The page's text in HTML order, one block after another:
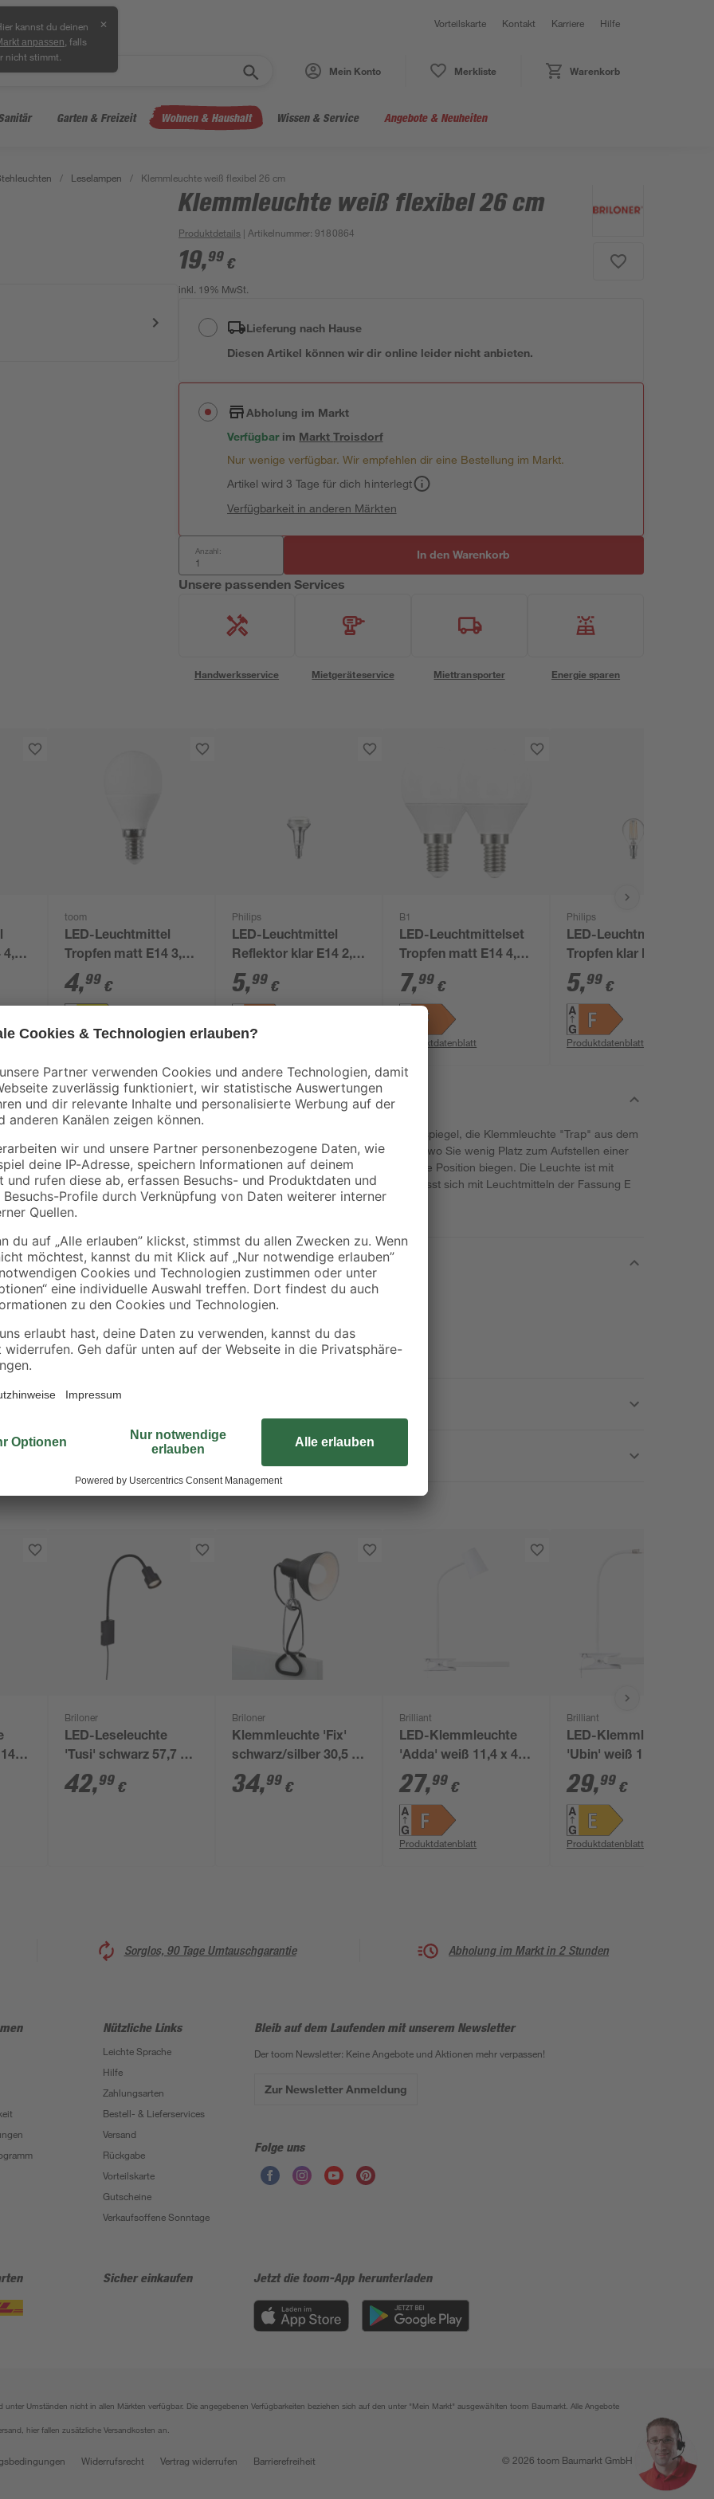
kannst du deinen
anpassen , falls
nicht stimmt.
✕ Vorteilskarte Kontakt Karriere Hilfe
Mein Konto Merkliste Warenkorb
Garten & Freizeit Wohnen & Haushalt Wissen & Service Angebote & Neuheiten
/ Leselampen / Klemmleuchte weiß flexibel 26 cm
Klemmleuchte weiß flexibel 26 cm
Produktdetails | Artikelnummer:9180864
19,99 €
inkl. 19% MwSt.
Lieferung nach Hause
Diesen Artikel können wir dir online leider nicht anbieten.
Abholung im Markt
Verfügbar im MarktTroisdorf
Nur wenige verfügbar. Wir empfehlen dir eine Bestellung im Markt.
Artikel wird 3 Tage für dich hinterlegt
Verfügbarkeit in anderen Märkten
Anzahl: In den Warenkorb
Unsere passenden Services
Handwerksservice Mietgeräteservice Miettransporter Energie sparen
4,3
toom
LED-Leuchtmittel
Tropfen matt E14 3,4
W 470 lm warmweiß
4,99 €
Produktdatenblatt
Philips
LED-Leuchtmittel
Reflektor klar E14 2,8
W 210 lm warmweiß
5,99 €
Produktdatenblatt
B1
LED-Leuchtmittelset
Tropfen matt E14 4,9
W 470 lm warmweiß 2
Stück
7,99 €
Produktdatenblatt
Philips
LED-Leuchtmittel
Tropfen klar E14 4,3 W
470 lm warmweiß
5,99 €
Produktdatenblatt
Ob als Nachttischleuchte oder am Badezimmerspiegel, die Klemmleuchte "Trap" aus dem
Hause Briloner kommt überall dort zum Einsatz, wo Sie wenig Platz zum Aufstellen einer
Lampe haben. Der Kopf lässt sich beliebig in jede Position biegen. Die Leuchte ist mit
einem Schnurzwischenschalter versehen und lässt sich mit Leuchtmitteln der Fassung E
14 verwenden.
x
Briloner
LED-Leseleuchte
'Tusi' schwarz 57,7 x
11,5 x 6 cm 400 lm,
mit Touchfunktion
42,99 €
Briloner
Klemmleuchte 'Fix'
schwarz/silber 30,5 x
11 x 13 cm
34,99 €
Brilliant
LED-Klemmleuchte
'Adda' weiß 11,4 x 42
x 7,4 cm
27,99 €
Produktdatenblatt
Brilliant
LED-Klemmleuchte
'Ubin' weiß 11,4 x 35 x
10,6 cm
29,99 €
Produktdatenblatt
Sorglos, 90 Tage Umtauschgarantie Abholung im Markt in 2 Stunden
Nützliche Links
Leichte Sprache
Hilfe
Zahlungsarten
Bestell- & Lieferservices
Versand
Rückgabe
Vorteilskarte
Gutscheine
Verkaufsoffene Sonntage
Bleib auf dem Laufenden mit unserem Newsletter
Der toom Newsletter: Keine Angebote und Aktionen mehr verpassen!
Zur Newsletter Anmeldung
Folge uns
Sicher einkaufen Jetzt die toom-App herunterladen
Umständen nicht in allen Märkten verfügbar. Die angegebenen Verfügbarkeiten beziehen sich auf den unter "Mein Markt" ausgewählten toom Baumarkt. Alle Angebote
hier fallen zusätzliche Versandkosten an.
Widerrufsrecht Vertrag widerrufen Barrierefreiheit © 2026 toom Baumarkt GmbH